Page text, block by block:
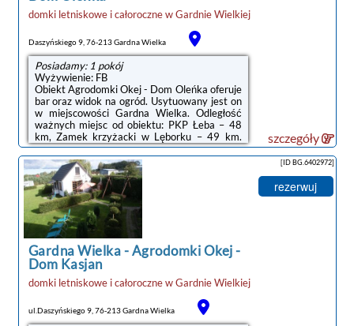
domki letniskowe i całorocznewGardnie Wielkiej
Daszyńskiego 9, 76-213 Gardna Wielka
Posiadamy: 1 pokój
Wyżywienie: FB
Obiekt Agrodomki Okej - Dom Oleńka oferuje
bar oraz widok na ogród. Usytuowany jest on
w miejscowości Gardna Wielka. Odległość
ważnych miejsc od obiektu: PKP Łeba – 48
km, Zamek krzyżacki w Lęborku – 49 km.
Obiekt zapewnia ogród oraz bezpłatny
prywatny parking. W okolicy w odległości 14
km znajduje się Słowiński Park Narodowy.W
domu wakacyjnym zapewniono taras, kilka
sypialni (3), salon z telewizorem z płaskim
ekranem, kuchnię ze standardowym
wyposażeniem, a także kilka łazienek (2) i
prysznicem. Goście mogą podziwiać widok na
jezioro.Na miejscu dostępny jest plac ...
szczegóły
Gardna Wielka-Agrodomki Okej -
Dom Kasjan
domki letniskowe i całorocznewGardnie Wielkiej
ul.Daszyńskiego 9, 76-213 Gardna Wielka
[ID BG.6402972]
rezerwuj